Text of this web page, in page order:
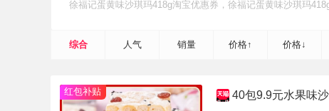
徐福记蛋黄味沙琪玛418g淘宝优惠券 ，徐福记蛋黄味沙琪玛
综合 人气 销量 价格↑ 价格↓
红包补贴 40包9.9元水果味